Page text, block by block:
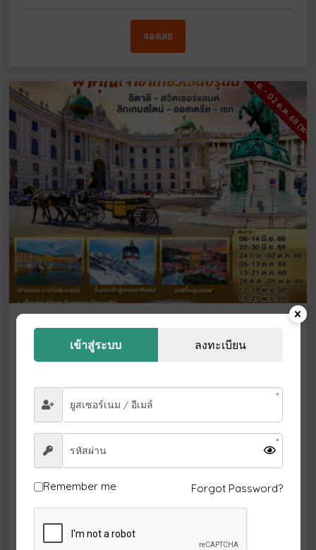
จองเลย
24 ก.ย. - 02 ต.ค.
พาสูเจ้าเข้าเวียนนา พาคุณเจ้าขาเที่ยวเชินบ
รุนน์ อิตาลี – สวิตเซอร์แลนด์ ลิกเทนสไตน์ –
ออสเตรีย -เชก 9 วัน 7 คืน โดยสายการ์ต้า
ทัวร์ : Austria [ออสเตรีย] Switzerland [สวิตเซอร์
แลนด์] Czech Republic [สาธารณรัฐเชก] Italy
[อิตาลี] Liechtenstein [ลิกเตนสไตน์] Europe [ยุโรป]
เที่ยวเมือง : Milan (มิลาน) Zurich (ซูริค) Prague
(ปราก) Innsbruck (อินส์บรุค) Salzburg (ซาลซ์บูร์
ก) Lucerne (ลูเซิร์น) Cesky Krumlov (เซสกี ครุ
มลอฟ) Vaduz (วาดุซ)
สายการบิน QATAR AIRWAYS (QR)
เดินทางช่วง 24 ก.ย. - 02 ต.ค. 68 (พ-พฤ)
เข้าสู่ระบบ ลงทะเบียน
Remember me Forgot Password?